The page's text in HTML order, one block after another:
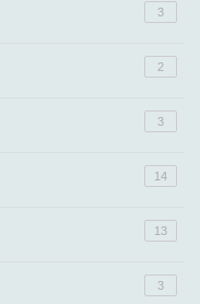
3
2
3
14
13
3